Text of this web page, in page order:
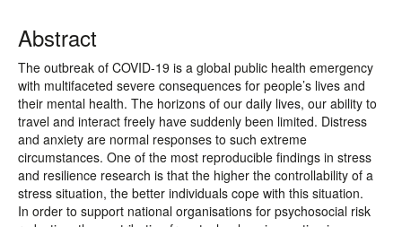
Abstract
The outbreak of COVID-19 is a global public health emergency
with multifaceted severe consequences for people’s lives and
their mental health. The horizons of our daily lives, our ability to
travel and interact freely have suddenly been limited. Distress
and anxiety are normal responses to such extreme
circumstances. One of the most reproducible findings in stress
and resilience research is that the higher the controllability of a
stress situation, the better individuals cope with this situation.
In order to support national organisations for psychosocial risk